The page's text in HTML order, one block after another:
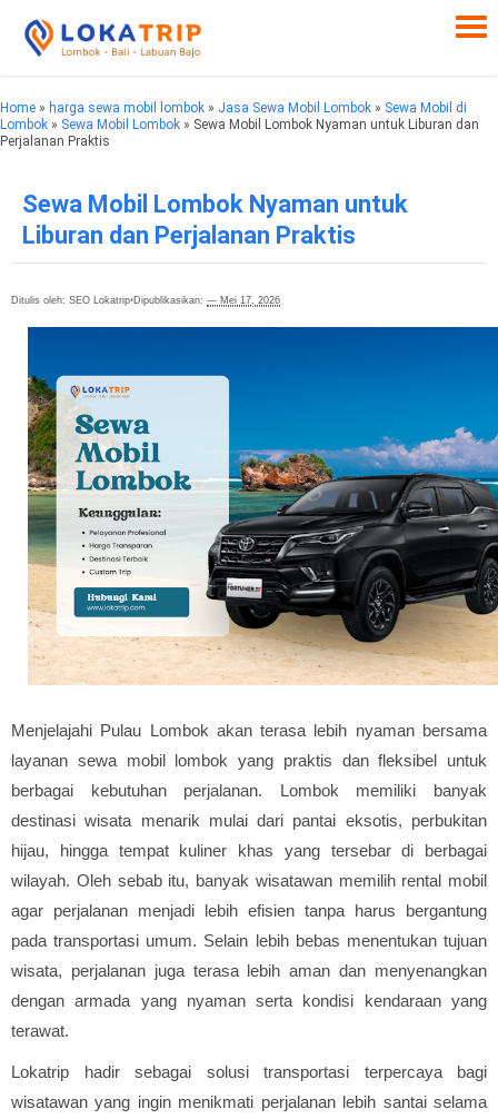
Home » harga sewa mobil lombok » Jasa Sewa Mobil Lombok » Sewa Mobil di
Lombok » Sewa Mobil Lombok » Sewa Mobil Lombok Nyaman untuk Liburan dan
Perjalanan Praktis
Sewa Mobil Lombok Nyaman untuk
Liburan dan Perjalanan Praktis
Ditulis oleh: SEO Lokatrip•Dipublikasikan: — Mei 17, 2026
Menjelajahi Pulau Lombok akan terasa lebih nyaman bersama
layanan sewa mobil lombok yang praktis dan fleksibel untuk
berbagai kebutuhan perjalanan. Lombok memiliki banyak
destinasi wisata menarik mulai dari pantai eksotis, perbukitan
hijau, hingga tempat kuliner khas yang tersebar di berbagai
wilayah. Oleh sebab itu, banyak wisatawan memilih rental mobil
agar perjalanan menjadi lebih efisien tanpa harus bergantung
pada transportasi umum. Selain lebih bebas menentukan tujuan
wisata, perjalanan juga terasa lebih aman dan menyenangkan
dengan armada yang nyaman serta kondisi kendaraan yang
terawat.
Lokatrip hadir sebagai solusi transportasi terpercaya bagi
wisatawan yang ingin menikmati perjalanan lebih santai selama